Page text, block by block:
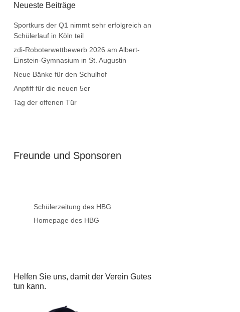
Neueste Beiträge
Sportkurs der Q1 nimmt sehr erfolgreich an
Schülerlauf in Köln teil
zdi-Roboterwettbewerb 2026 am Albert-
Einstein-Gymnasium in St. Augustin
Neue Bänke für den Schulhof
Anpfiff für die neuen 5er
Tag der offenen Tür
Freunde und Sponsoren
Schülerzeitung des HBG
Homepage des HBG
Helfen Sie uns, damit der Verein Gutes
tun kann.